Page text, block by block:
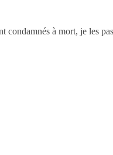
à mort, je les